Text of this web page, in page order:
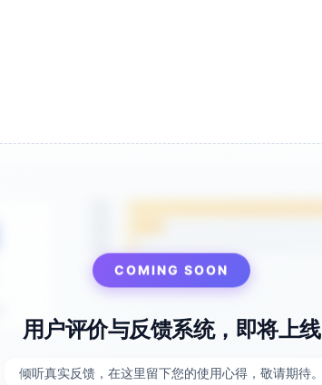
COMING SOON
用户评价与反馈系统，即将上线
倾听真实反馈，在这里留下您的使用心得，敬请期待。